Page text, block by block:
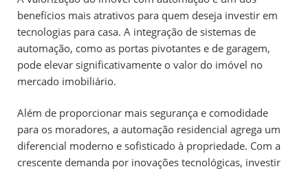
benefícios mais atrativos para quem deseja investir em
tecnologias para casa. A integração de sistemas de
automação, como as portas pivotantes e de garagem,
pode elevar significativamente o valor do imóvel no
mercado imobiliário.
Além de proporcionar mais segurança e comodidade
para os moradores, a automação residencial agrega um
diferencial moderno e sofisticado à propriedade. Com a
crescente demanda por inovações tecnológicas, investir